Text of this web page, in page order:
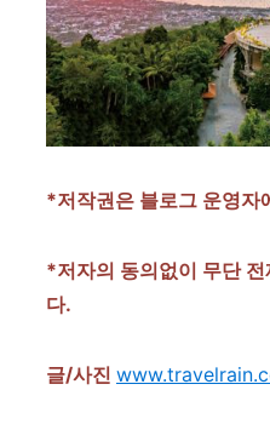
*저작권은 블로그 운영자
*저자의 동의없이 무단
다.
글/사진